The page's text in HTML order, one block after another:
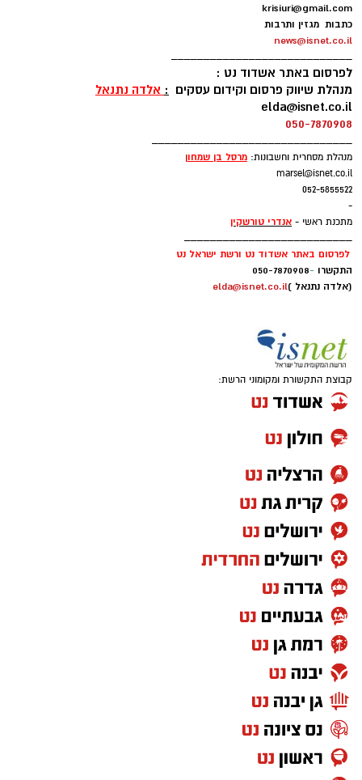
krisiuri@gmail.com
כתבות מגזין ותרבות
news@isnet.co.il
____________________________
לפרסום באתר אשדוד נט :
מנהלת שיווק פרסום וקידום עסקים : אלדה נתנאל
elda@isnet.co.il
050-7870908
_______________________________
מנהלת מסחרית וחשבונות: מרסל בן שמחון
marsel@isnet.co.il
052-5855522
-
מתכנת ראשי - אנדרי טורשקין
__________________________
לפרסום באתר אשדוד נט ורשת ישראל נט
התקשרו -
050-7870908
(אלדה נתנאל )elda@isnet.co.il
קבוצת התקשורת ומקומוני הרשת: